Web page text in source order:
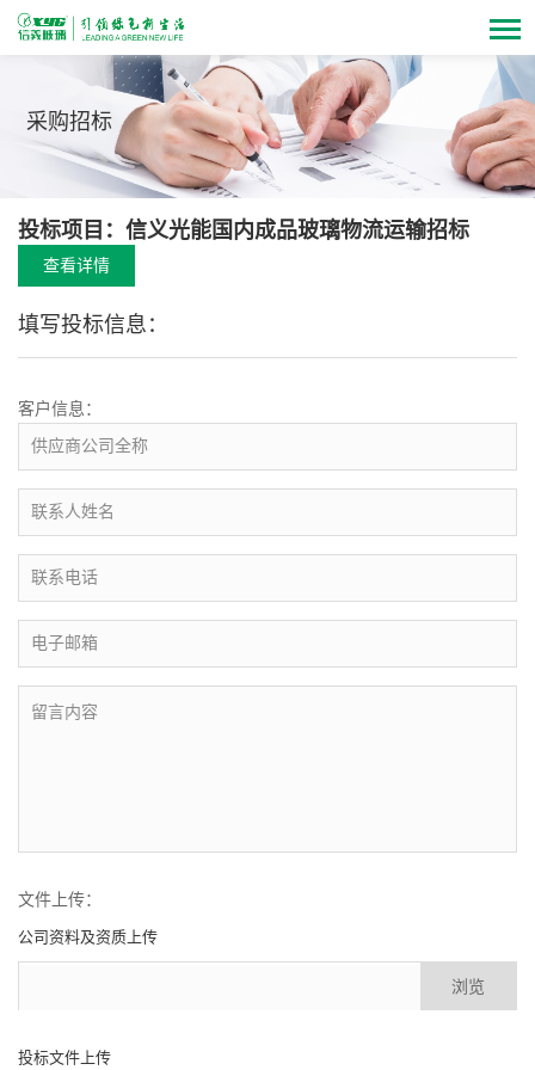
采购招标
投标项目：信义光能国内成品玻璃物流运输招标
查看详情
填写投标信息：
客户信息：
文件上传：
公司资料及资质上传
浏览
投标文件上传